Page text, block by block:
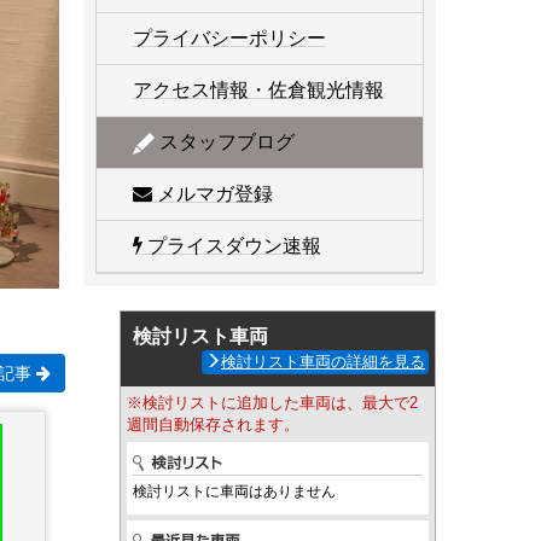
事
プライバシーポリシー
アクセス情報・佐倉観光情報
スタッフブログ
メルマガ登録
プライスダウン速報
検討リスト車両
検討リスト車両の詳細を見る
※検討リストに追加した車両は、最大で2
週間自動保存されます。
検討リストに車両はありません